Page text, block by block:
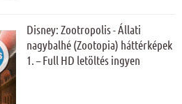
Disney: Zootropolis - Állati
nagybalhé (Zootopia) háttérképek
1. – Full HD letöltés ingyen